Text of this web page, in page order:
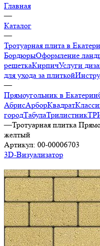
Главная
—
Каталог
—
Тротуарная плита в
БордюрыОформление
решеткаКирпичУслуги
для ухода за плиткой
—
Прямоугольник в
АбрисАрборКвадрат
городТабулаТрилистник
—Тротуарная плитка
желтый
Артикул: 00-00006703
3D-Визуализатор